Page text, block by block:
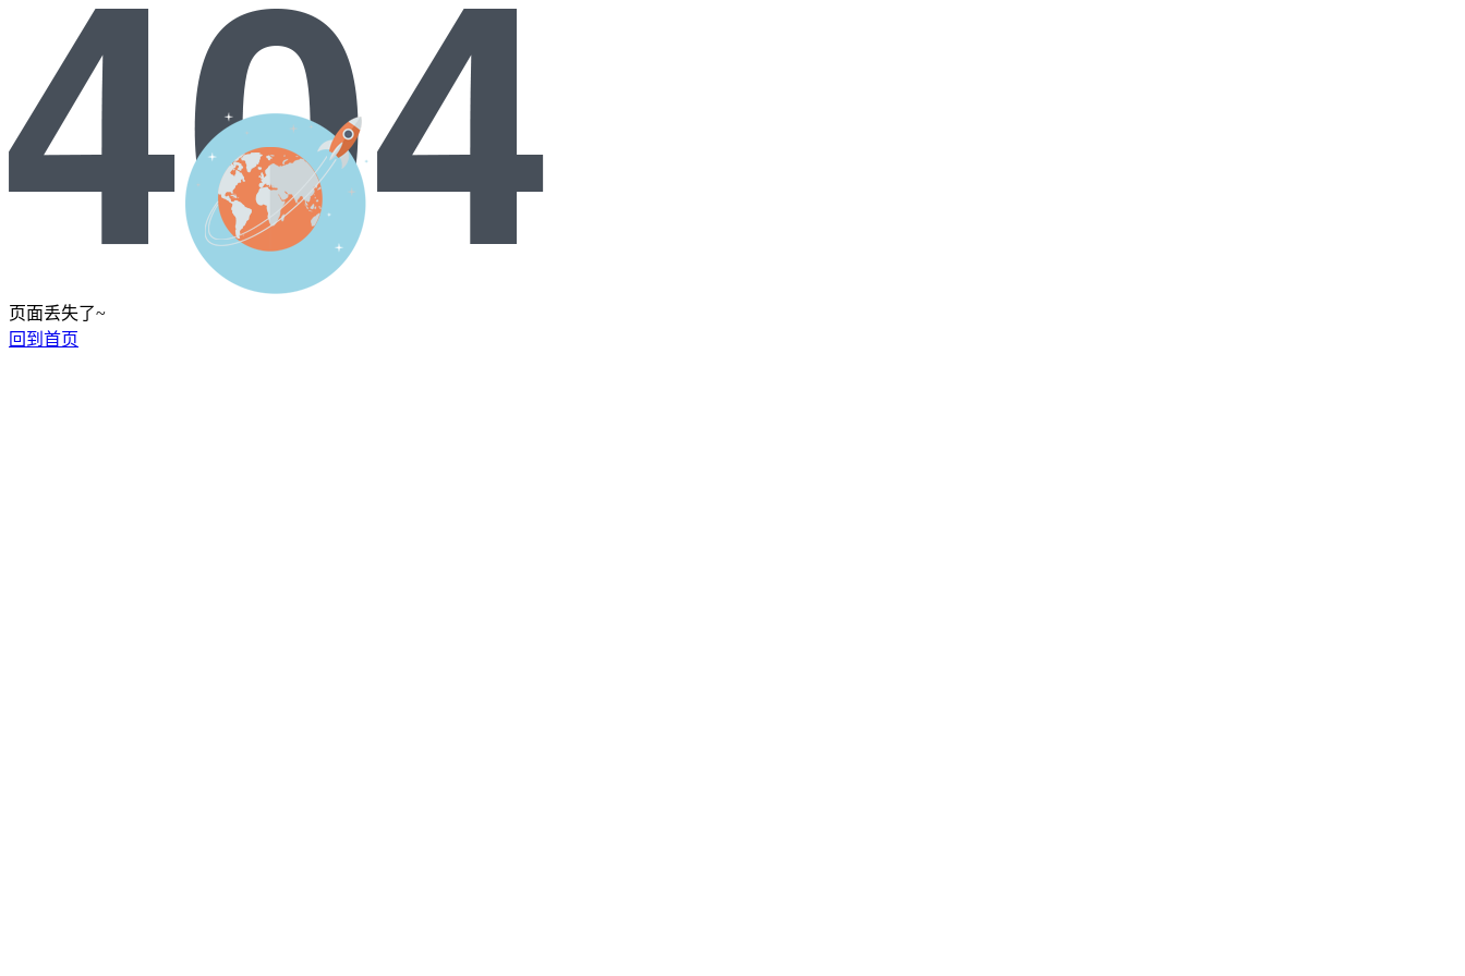
页面丢失了~
回到首页